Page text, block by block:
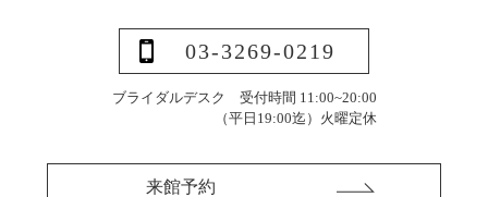
03-3269-0219
ブライダルデスク 受付時間 11:00~20:00
（平日19:00迄） 火曜定休
来館予約